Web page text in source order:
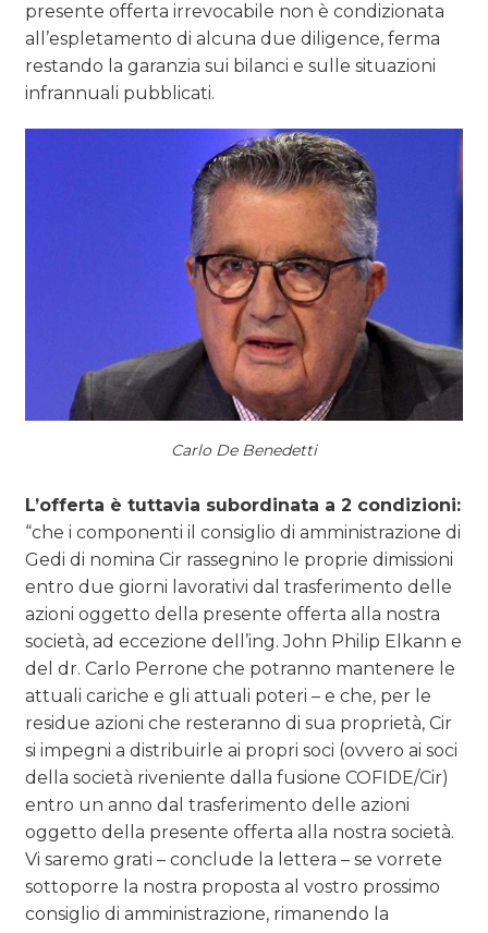
presente offerta irrevocabile non è condizionata
all’espletamento di alcuna due diligence, ferma
restando la garanzia sui bilanci e sulle situazioni
infrannuali pubblicati.
Carlo De Benedetti
L’offerta è tuttavia subordinata a 2 condizioni:
“che i componenti il consiglio di amministrazione di
Gedi di nomina Cir rassegnino le proprie dimissioni
entro due giorni lavorativi dal trasferimento delle
azioni oggetto della presente offerta alla nostra
società, ad eccezione dell’ing. John Philip Elkann e
del dr. Carlo Perrone che potranno mantenere le
attuali cariche e gli attuali poteri – e che, per le
residue azioni che resteranno di sua proprietà, Cir
si impegni a distribuirle ai propri soci (ovvero ai soci
della società riveniente dalla fusione COFIDE/Cir)
entro un anno dal trasferimento delle azioni
oggetto della presente offerta alla nostra società.
Vi saremo grati – conclude la lettera – se vorrete
sottoporre la nostra proposta al vostro prossimo
consiglio di amministrazione, rimanendo la